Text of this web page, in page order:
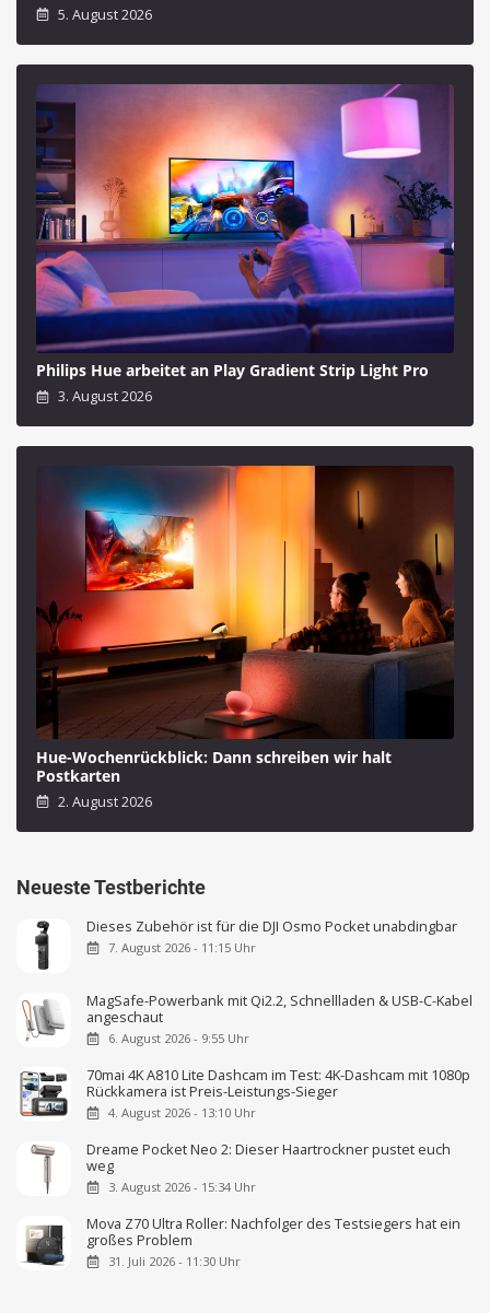
5. August 2026
Philips Hue arbeitet an Play Gradient Strip Light Pro
3. August 2026
Hue-Wochenrückblick: Dann schreiben wir halt
Postkarten
2. August 2026
Neueste Testberichte
Dieses Zubehör ist für die DJI Osmo Pocket unabdingbar
7. August 2026 - 11:15 Uhr
MagSafe-Powerbank mit Qi2.2, Schnellladen & USB-C-Kabel
angeschaut
6. August 2026 - 9:55 Uhr
70mai 4K A810 Lite Dashcam im Test: 4K-Dashcam mit 1080p
Rückkamera ist Preis-Leistungs-Sieger
4. August 2026 - 13:10 Uhr
Dreame Pocket Neo 2: Dieser Haartrockner pustet euch
weg
3. August 2026 - 15:34 Uhr
Mova Z70 Ultra Roller: Nachfolger des Testsiegers hat ein
großes Problem
31. Juli 2026 - 11:30 Uhr